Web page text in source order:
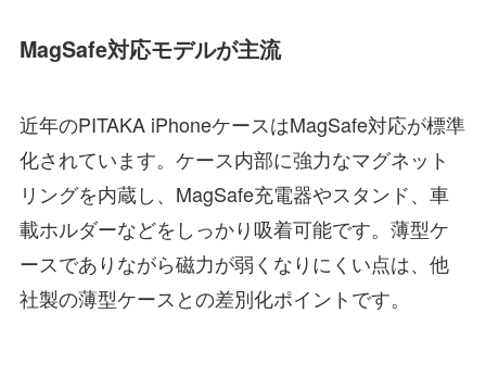
MagSafe対応モデルが主流
近年のPITAKA iPhoneケースはMagSafe対応が標準
化されています。ケース内部に強力なマグネット
リングを内蔵し、MagSafe充電器やスタンド、車
載ホルダーなどをしっかり吸着可能です。薄型ケ
ースでありながら磁力が弱くなりにくい点は、他
社製の薄型ケースとの差別化ポイントです。